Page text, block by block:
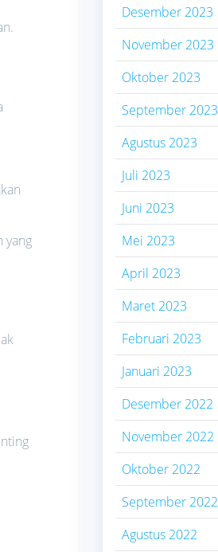
yang
Desember 2023
November 2023
Oktober 2023
September 2023
Agustus 2023
Juli 2023
Juni 2023
Mei 2023
April 2023
Maret 2023
Februari 2023
Januari 2023
Desember 2022
November 2022
Oktober 2022
September 2022
Agustus 2022